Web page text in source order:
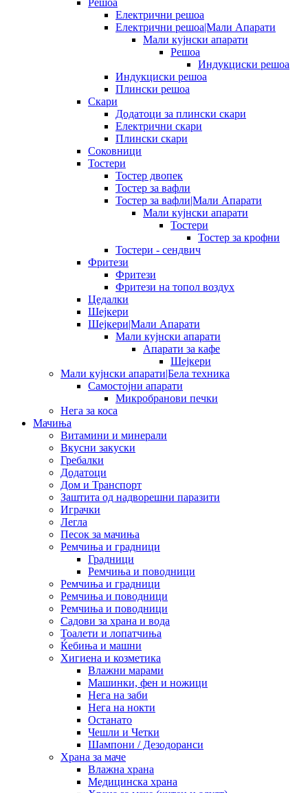
Електрични решоа
Електрични решоа|Мали Апарати
Мали кујнски апарати
Решоа
Индукциски решоа
Индукциски решоа
Плински решоа
Скари
Додатоци за плински скари
Електрични скари
Плински скари
Соковници
Тостери
Тостер двопек
Тостер за вафли
Тостер за вафли|Мали Апарати
Мали кујнски апарати
Тостери
Тостер за крофни
Тостери - сендвич
Фритези
Фритези
Фритези на топол воздух
Цедалки
Шејкери
Шејкери|Мали Апарати
Мали кујнски апарати
Апарати за кафе
Шејкери
Мали кујнски апарати|Бела техника
Самостојни апарати
Микробранови печки
Нега за коса
Мачиња
Витамини и минерали
Вкусни закуски
Гребалки
Додатоци
Дом и Транспорт
Заштита од надворешни паразити
Играчки
Легла
Песок за мачиња
Ремчиња и градници
Градници
Ремчиња и поводници
Ремчиња и градници
Ремчиња и поводници
Ремчиња и поводници
Садови за храна и вода
Тоалети и лопатчиња
Ќебиња и машни
Хигиена и козметика
Влажни марами
Машинки, фен и ножици
Нега на заби
Нега на нокти
Останато
Чешли и Четки
Шампони / Дезодоранси
Храна за маче
Влажна храна
Медицинска храна